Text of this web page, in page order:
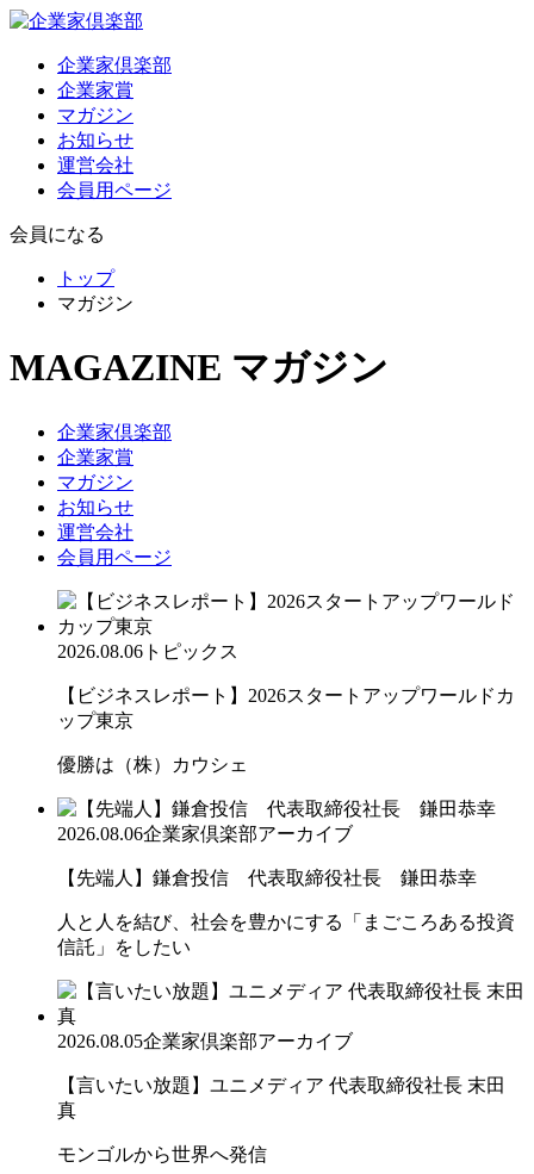
企業家倶楽部
企業家賞
マガジン
お知らせ
運営会社
会員用ページ
会員になる
トップ
マガジン
MAGAZINE マガジン
企業家倶楽部
企業家賞
マガジン
お知らせ
運営会社
会員用ページ
2026.08.06 トピックス
【ビジネスレポート】2026スタートアップワールドカ
ップ東京
優勝は（株）カウシェ
2026.08.06企業家倶楽部アーカイブ
【先端人】鎌倉投信 代表取締役社長 鎌田恭幸
人と人を結び、社会を豊かにする「まごころある投資
信託」をしたい
2026.08.05企業家倶楽部アーカイブ
【言いたい放題】ユニメディア 代表取締役社長 末田
真
モンゴルから世界へ発信